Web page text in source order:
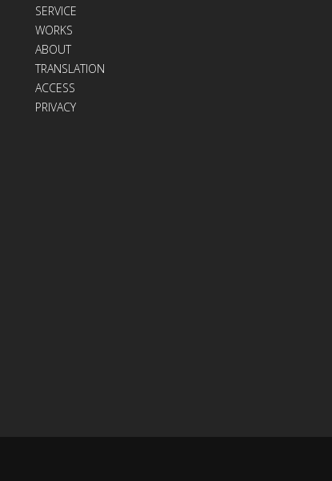
SERVICE
WORKS
ABOUT
TRANSLATION
ACCESS
PRIVACY